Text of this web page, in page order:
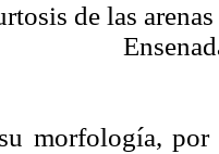
de las
morfología, por